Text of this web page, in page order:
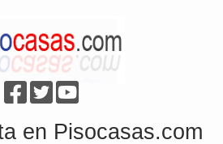
en Pisocasas.com